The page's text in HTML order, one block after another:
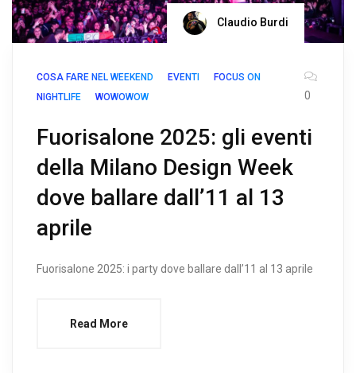
Claudio Burdi
COSA FARE NEL WEEKEND EVENTI
FOCUS ON
NIGHTLIFE
WOWOWOW 0
Fuorisalone 2025: gli eventi
della Milano Design Week
dove ballare dall’11 al 13
aprile
Fuorisalone 2025: i party dove ballare dall’11 al 13 aprile
Read More